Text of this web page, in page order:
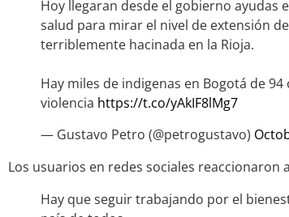
Hoy llegaran desde el gobierno ayudas
salud para mirar el nivel de extensión
terriblemente hacinada en la Rioja.
Hay miles de indigenas en Bogotá de
violencia https://t.co/yAkIF8lMg7
— Gustavo Petro (@petrogustavo)
Los usuarios en redes sociales reaccionaron
Hay que seguir trabajando por el